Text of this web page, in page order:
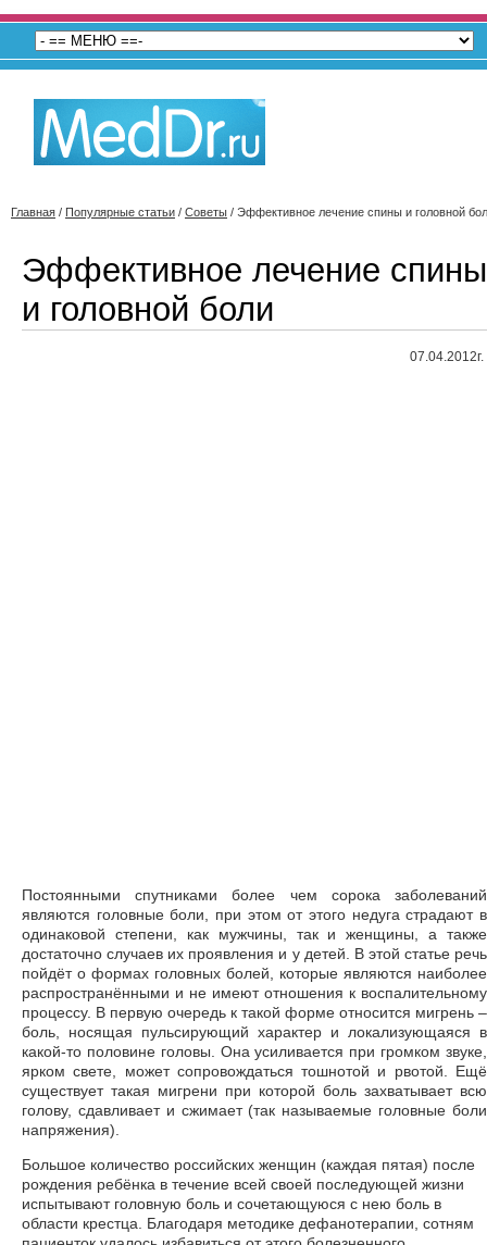
Главная / Популярные статьи / Советы / Эффективное лечение спины и головной
Эффективное лечение спины
и головной боли
07.04.2012г.
Постоянными спутниками более чем сорока заболеваний
являются головные боли, при этом от этого недуга страдают в
одинаковой степени, как мужчины, так и женщины, а также
достаточно случаев их проявления и у детей. В этой статье речь
пойдёт о формах головных болей, которые являются наиболее
распространёнными и не имеют отношения к воспалительному
процессу. В первую очередь к такой форме относится мигрень –
боль, носящая пульсирующий характер и локализующаяся в
какой-то половине головы. Она усиливается при громком звуке,
ярком свете, может сопровождаться тошнотой и рвотой. Ещё
существует такая мигрени при которой боль захватывает всю
голову, сдавливает и сжимает (так называемые головные боли
напряжения).
Большое количество российских женщин (каждая пятая) после
рождения ребёнка в течение всей своей последующей жизни
испытывают головную боль и сочетающуюся с нею боль в
области крестца. Благодаря методике дефанотерапии, сотням